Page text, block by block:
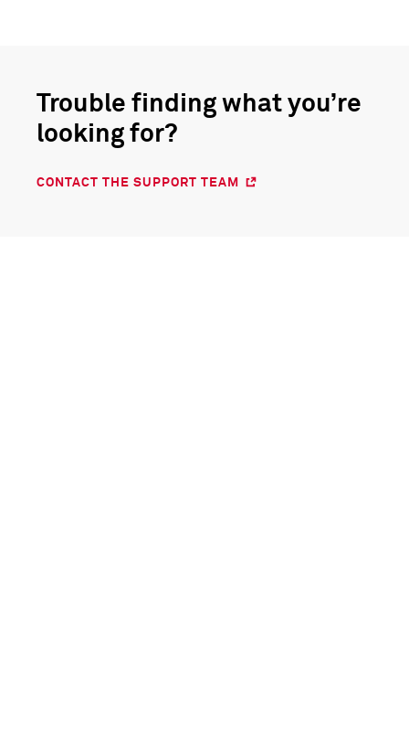
Trouble finding what you’re
looking for?
CONTACT THE SUPPORT TEAM